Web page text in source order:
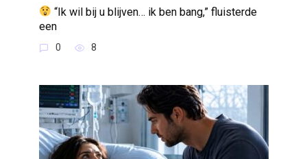
“Ik wil bij u blijven… ik ben bang,” fluisterde
een
0 8